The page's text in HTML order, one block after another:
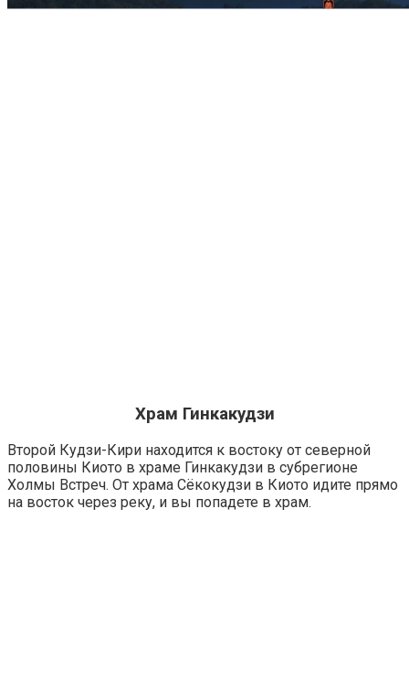
Храм Гинкакудзи
Второй Кудзи-Кири находится к востоку от северной
половины Киото в храме Гинкакудзи в субрегионе
Холмы Встреч. От храма Сёкокудзи в Киото идите прямо
на восток через реку, и вы попадете в храм.